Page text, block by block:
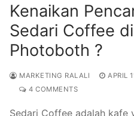
Kenaikan
Sedari Coffee
Photoboth ?
MARKETING RALALI APRIL
4 COMMENTS
Sedari Coffee adalah kafe